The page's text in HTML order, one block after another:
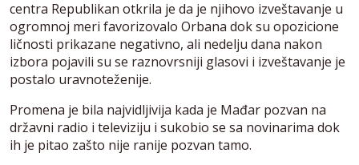
centra Republikan otkrila je da je njihovo izveštavanje u
ogromnoj meri favorizovalo Orbana dok su opozicione
ličnosti prikazane negativno, ali nedelju dana nakon
izbora pojavili su se raznovrsniji glasovi i izveštavanje je
postalo uravnoteženije.
Promena je bila najvidljivija kada je Mađar pozvan na
državni radio i televiziju i sukobio se sa novinarima dok
ih je pitao zašto nije ranije pozvan tamo.